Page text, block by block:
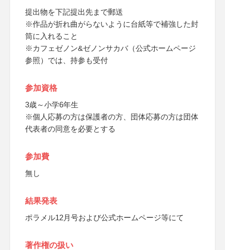
提出物を下記提出先まで郵送
※作品が折れ曲がらないように台紙等で補強した封
筒に入れること
※カフェゼノン&ゼノンサカバ（公式ホームページ
参照）では、持参も受付
参加資格
3歳～小学6年生
※個人応募の方は保護者の方、団体応募の方は団体
代表者の同意を必要とする
参加費
無し
結果発表
ポラメル12月号および公式ホームページ等にて
著作権の扱い